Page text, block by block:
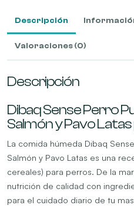
Descripción
Valoraciones (0)
Descripción
Dibaq Sense Perro
Salmón y Pavo
La comida húmeda Dibaq
Salmón y Pavo Latas es una
cereales) para perros. De la
nutrición de calidad con
para el cuidado diario de tu